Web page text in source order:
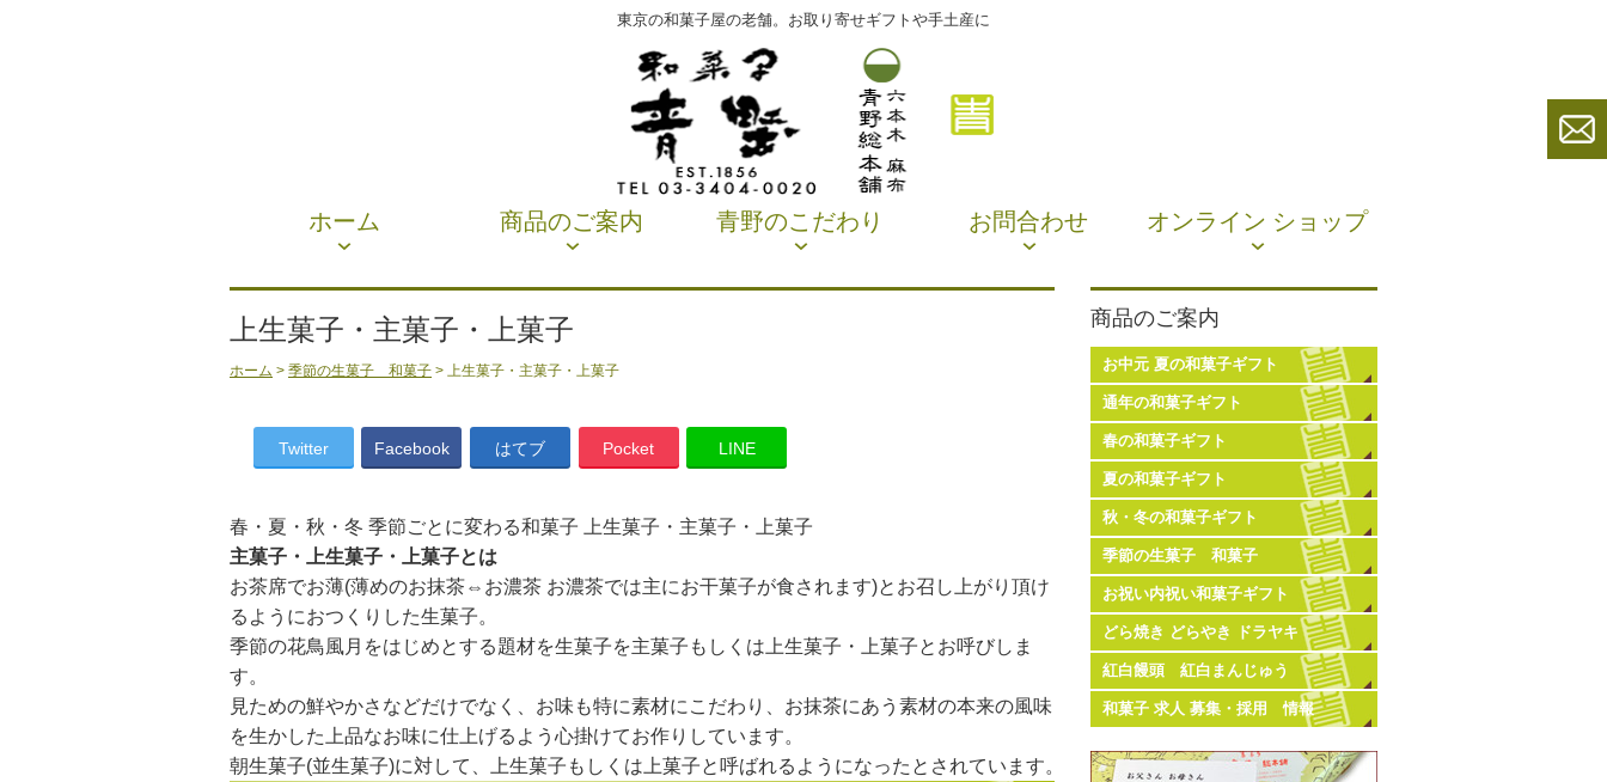
東京の和菓子屋の老舗。お取り寄せギフトや手土産に
ホーム 商品のご案内 青野のこだわり お問合わせ オンライン ショップ
上生菓子・主菓子・上菓子
ホーム > 季節の生菓子 和菓子 > 上生菓子・主菓子・上菓子
Twitter Facebook はてブ Pocket LINE
春・夏・秋・冬 季節ごとに変わる和菓子 上生菓子・主菓子・上菓子
主菓子・上生菓子・上菓子とは
お茶席でお薄(薄めのお抹茶⇔お濃茶 お濃茶では主にお干菓子が食されます)とお召し上がり頂け
るようにおつくりした生菓子。
季節の花鳥風月をはじめとする題材を生菓子を主菓子もしくは上生菓子・上菓子とお呼びしま
す。
見ための鮮やかさなどだけでなく、お味も特に素材にこだわり、お抹茶にあう素材の本来の風味
を生かした上品なお味に仕上げるよう心掛けてお作りしています。
朝生菓子(並生菓子)に対して、上生菓子もしくは上菓子と呼ばれるようになったとされています。
商品のご案内
お中元 夏の和菓子ギフト
通年の和菓子ギフト
春の和菓子ギフト
夏の和菓子ギフト
秋・冬の和菓子ギフト
季節の生菓子 和菓子
お祝い内祝い和菓子ギフト
どら焼き どらやき ドラヤキ
紅白饅頭 紅白まんじゅう
和菓子 求人 募集・採用 情報